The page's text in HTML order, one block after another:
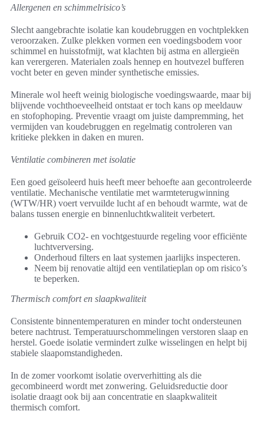
Allergenen en schimmelrisico’s
Slecht aangebrachte isolatie kan koudebruggen en vochtplekken
veroorzaken. Zulke plekken vormen een voedingsbodem voor
schimmel en huisstofmijt, wat klachten bij astma en allergieën
kan verergeren. Materialen zoals hennep en houtvezel bufferen
vocht beter en geven minder synthetische emissies.
Minerale wol heeft weinig biologische voedingswaarde, maar bij
blijvende vochthoeveelheid ontstaat er toch kans op meeldauw
en stofophoping. Preventie vraagt om juiste dampremming, het
vermijden van koudebruggen en regelmatig controleren van
kritieke plekken in daken en muren.
Ventilatie combineren met isolatie
Een goed geïsoleerd huis heeft meer behoefte aan gecontroleerde
ventilatie. Mechanische ventilatie met warmteterugwinning
(WTW/HR) voert vervuilde lucht af en behoudt warmte, wat de
balans tussen energie en binnenluchtkwaliteit verbetert.
Gebruik CO2- en vochtgestuurde regeling voor efficiënte
luchtverversing.
Onderhoud filters en laat systemen jaarlijks inspecteren.
Neem bij renovatie altijd een ventilatieplan op om risico’s
te beperken.
Thermisch comfort en slaapkwaliteit
Consistente binnentemperaturen en minder tocht ondersteunen
betere nachtrust. Temperatuurschommelingen verstoren slaap en
herstel. Goede isolatie vermindert zulke wisselingen en helpt bij
stabiele slaapomstandigheden.
In de zomer voorkomt isolatie oververhitting als die
gecombineerd wordt met zonwering. Geluidsreductie door
isolatie draagt ook bij aan concentratie en slaapkwaliteit
thermisch comfort.